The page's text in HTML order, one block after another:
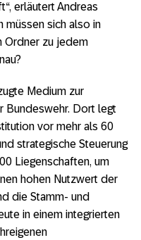
erläutert Andreas
müssen sich also in
Ordner zu jedem
Medium zur
Bundeswehr. Dort legt
vor mehr als 60
strategische Steuerung
Liegenschaften, um
hohen Nutzwert der
die Stamm- und
in einem integrierten